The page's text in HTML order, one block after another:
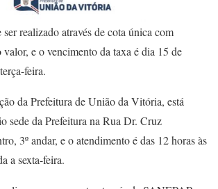
realizado através de cota única com
e o vencimento da taxa é dia 15 de
feira.
da Prefeitura de União da Vitória, está
sede da Prefeitura na Rua Dr. Cruz
3º andar, e o atendimento é das 12 horas às
a sexta-feira.